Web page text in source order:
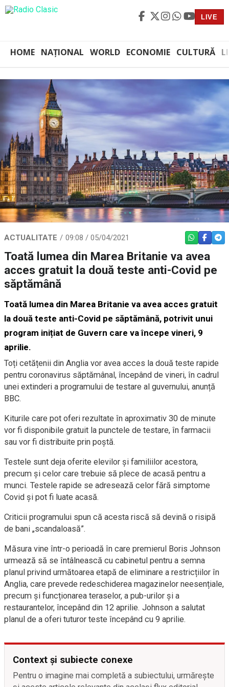
LIVE
HOME NAȚIONAL WORLD ECONOMIE CULTURĂ
ACTUALITATE 09:08 / 05/04/2021 WHATSAPP
Toată lumea din Marea Britanie va avea
acces gratuit la două teste anti-Covid pe
săptămână
Toată lumea din Marea Britanie va avea acces gratuit
la două teste anti-Covid pe săptămână, potrivit unui
program inițiat de Guvern care va începe vineri, 9
aprilie.
Toți cetățenii din Anglia vor avea acces la două teste rapide
pentru coronavirus săptămânal, începând de vineri, în cadrul
unei extinderi a programului de testare al guvernului, anunță
BBC.
Kiturile care pot oferi rezultate în aproximativ 30 de minute
vor fi disponibile gratuit la punctele de testare, în farmacii
sau vor fi distribuite prin poștă.
Testele sunt deja oferite elevilor și familiilor acestora,
precum și celor care trebuie să plece de acasă pentru a
munci. Testele rapide se adresează celor fără simptome
Covid și pot fi luate acasă.
Criticii programului spun că acesta riscă să devină o risipă
de bani „scandaloasă”.
Măsura vine într-o perioadă în care premierul Boris Johnson
urmează să se întâlnească cu cabinetul pentru a semna
planul privind următoarea etapă de eliminare a restricțiilor în
Anglia, care prevede redeschiderea magazinelor neesențiale,
precum și funcționarea teraselor, a pub-urilor și a
restaurantelor, începând din 12 aprilie. Johnson a salutat
planul de a oferi tuturor teste începând cu 9 aprilie.
Context și subiecte conexe
Pentru o imagine mai completă a subiectului, urmărește